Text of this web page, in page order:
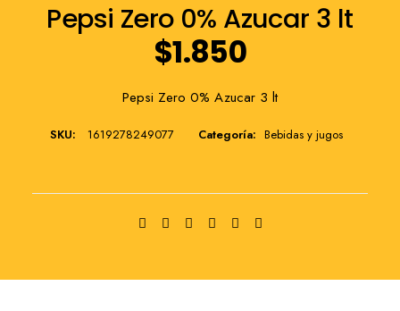
Pepsi Zero 0% Azucar 3 lt
$1.850
Pepsi Zero 0% Azucar 3 lt
SKU: 1619278249077 Categoría: Bebidas y jugos